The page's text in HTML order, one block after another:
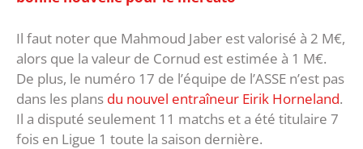
Il faut noter que Mahmoud Jaber est valorisé à 2 M€,
alors que la valeur de Cornud est estimée à 1 M€.
De plus, le numéro 17 de l’équipe de l’ASSE n’est pas
dans les plans du nouvel entraîneur Eirik Horneland.
Il a disputé seulement 11 matchs et a été titulaire 7
fois en Ligue 1 toute la saison dernière.